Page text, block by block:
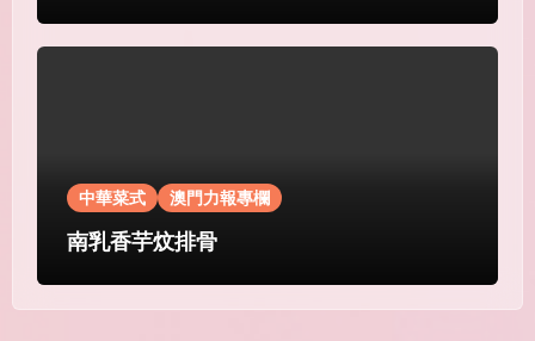
中華菜式 澳門力報專欄
南乳香芋炆排骨